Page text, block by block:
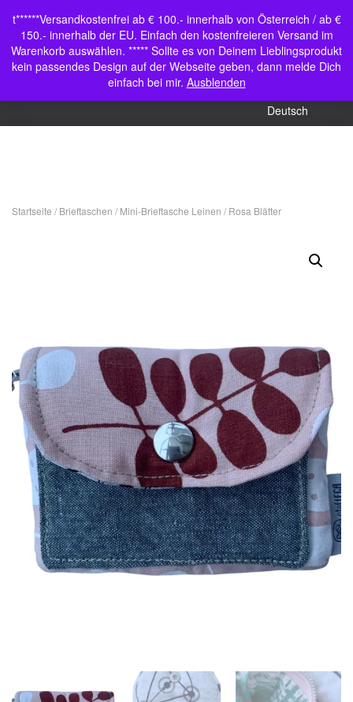
t******Versandkostenfrei ab € 100.- innerhalb von Österreich / ab €
150.- innerhalb der EU. Einfach den kostenfreieren Versand im
Warenkorb auswählen. ***** Sollte es von Deinem Lieblingsprodukt
kein passendes Design auf der Webseite geben, dann melde Dich
einfach bei mir. Ausblenden
Shop
Mein Konto
Deutsch
Navigation umschalten
Startseite / Brieftaschen / Mini-Brieftasche Leinen / Rosa Blätter